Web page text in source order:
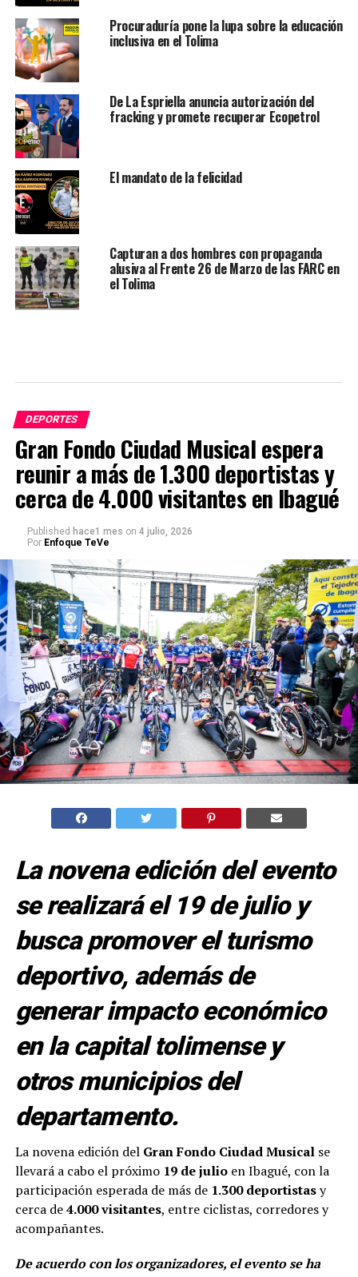
Procuraduría pone la lupa sobre la educación
inclusiva en el Tolima
De La Espriella anuncia autorización del
fracking y promete recuperar Ecopetrol
El mandato de la felicidad
Capturan a dos hombres con propaganda
alusiva al Frente 26 de Marzo de las FARC en
el Tolima
DEPORTES
Gran Fondo Ciudad Musical espera
reunir a más de 1.300 deportistas y
cerca de 4.000 visitantes en Ibagué
Published hace1 mes on 4 julio, 2026
Por Enfoque TeVe
La novena edición del evento
se realizará el 19 de julio y
busca promover el turismo
deportivo, además de
generar impacto económico
en la capital tolimense y
otros municipios del
departamento.
La novena edición del Gran Fondo Ciudad Musicalse
llevará a cabo el próximo 19 de julioen Ibagué, con la
participación esperada de más de 1.300 deportistasy
cerca de4.000 visitantes, entre ciclistas, corredores y
acompañantes.
De acuerdo con los organizadores, el evento se ha